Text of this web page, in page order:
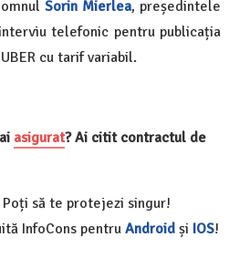
Sorin Mierlea, președintele
telefonic pentru publicația
cu tarif variabil.
asigurat? Ai citit contractul de
să te protejezi singur!
InfoCons pentru Android și IOS!